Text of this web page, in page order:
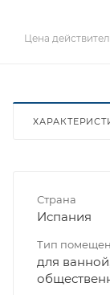
Цена
Страна
Испания
Тип
для